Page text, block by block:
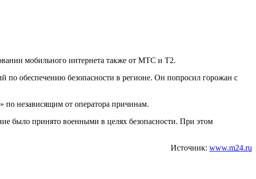
мобильного интернета также от МТС и Т2.
по обеспечению безопасности в регионе. Он попросил горожан с
по независящим от оператора причинам.
было принято военными в целях безопасности. При этом
Источник: www.m24.ru